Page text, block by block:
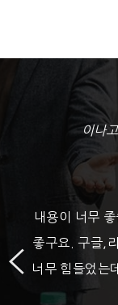
이나
내용이 너무
좋구요. 구글,
너무 힘들었는